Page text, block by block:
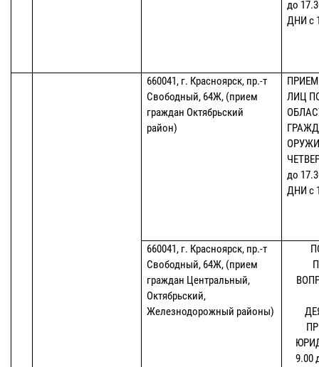
до
ДНИ с
660041, г. Красноярск, пр.-т
Свободный, 64Ж, (прием
граждан Октябрьский
район)
ЛИЦ
до
ДНИ с
660041, г. Красноярск, пр.-т
Свободный, 64Ж, (прием
граждан Центральный,
Октябрьский,
Железнодорожный районы)
9.00